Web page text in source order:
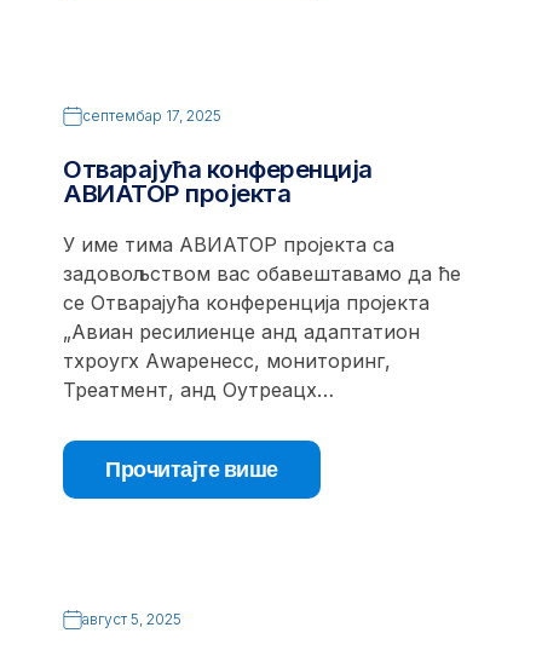
септембар 17, 2025
Отварајућа конференција
АВИАТОР пројекта
У име тима АВИАТОР пројекта са
задовољством вас обавештавамо да ће
се Отварајућа конференција пројекта
„Авиан ресилиенце анд адаптатион
тхроугх Аwаренесс, мониторинг,
Треатмент, анд Оутреацх…
Прочитајте више
август 5, 2025